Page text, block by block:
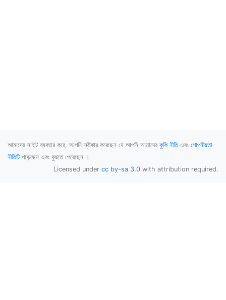
আমাদের সাইট ব্যবহার করে, আপনি স্বীকার করেছেন যে আপনি আমাদের কুকি নীতিএবং গোপনীয়তা
নীতিটি পড়েছেন এবং বুঝতে পেরেছেন ।
Licensed under cc by-sa 3.0 with attribution required.